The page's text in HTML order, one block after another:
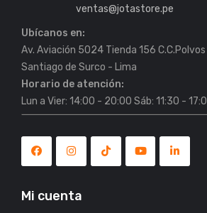
ventas@jotastore.pe
Ubícanos en:
Av. Aviación 5024 Tienda 156
Horario de atención:
Lun a Vier: 14:00 - 20:00 Sáb: 11:30 -
Mi cuenta